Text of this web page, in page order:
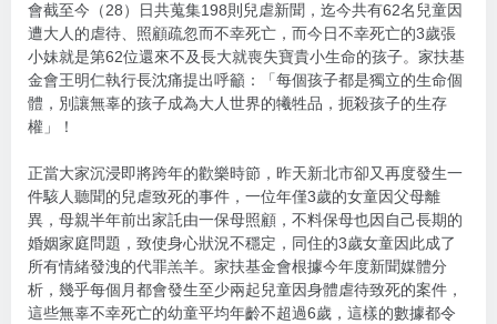
會截至今（28）日共蒐集198則兒虐新聞，迄今共有62名兒童因
遭大人的虐待、照顧疏忽而不幸死亡，而今日不幸死亡的3歲張
小妹就是第62位還來不及長大就喪失寶貴小生命的孩子。家扶基
金會王明仁執行長沈痛提出呼籲：「每個孩子都是獨立的生命個
體，別讓無辜的孩子成為大人世界的犧牲品，扼殺孩子的生存
權」！
正當大家沉浸即將跨年的歡樂時節，昨天新北市卻又再度發生一
件駭人聽聞的兒虐致死的事件，一位年僅3歲的女童因父母離
異，母親半年前出家託由一保母照顧，不料保母也因自己長期的
婚姻家庭問題，致使身心狀況不穩定，同住的3歲女童因此成了
所有情緒發洩的代罪羔羊。家扶基金會根據今年度新聞媒體分
析，幾乎每個月都會發生至少兩起兒童因身體虐待致死的案件，
這些無辜不幸死亡的幼童平均年齡不超過6歲，這樣的數據都令